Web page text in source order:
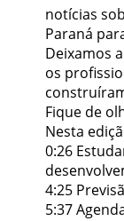
notícias
Paraná
Deixamos
os
Fique de
Nesta
0:26
4:25
5:37